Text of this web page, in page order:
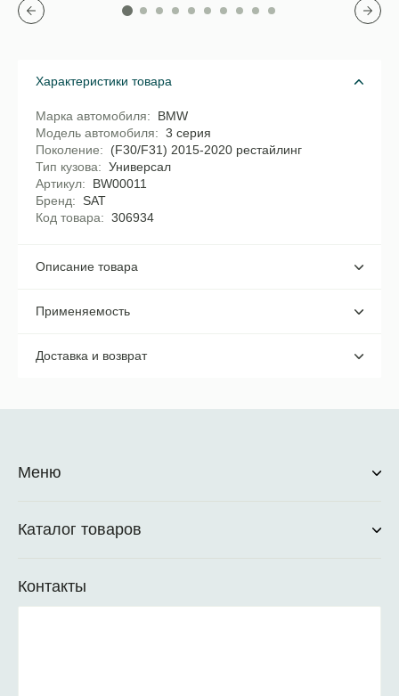
Характеристики товара
Марка автомобиля
BMW
Модель автомобиля
3 серия
Поколение
(F30/F31) 2015-2020 рестайлинг
Тип кузова
Универсал
Артикул
BW00011
Бренд
SAT
Код товара
306934
Описание товара
Применяемость
Доставка и возврат
Меню
Каталог товаров
Контакты